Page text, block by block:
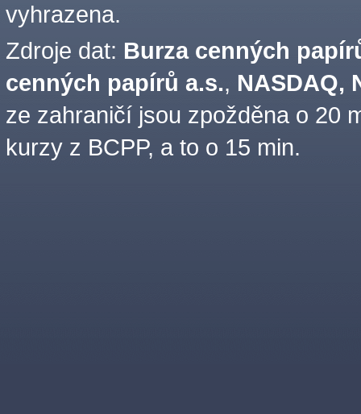
vyhrazena.
Zdroje dat: Burza cenných
cenných papírů a.s., NASDAQ,
ze zahraničí jsou zpožděna o 20
kurzy z BCPP, a to o 15 min.